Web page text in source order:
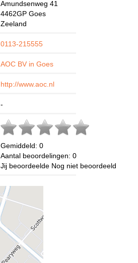
Amundsenweg 41
4462GP Goes
Zeeland
0113-215555
AOC BV in Goes
http://www.aoc.nl
-
Gemiddeld: 0
Aantal beoordelingen: 0
Jij beoordeelde Nog niet beoordeeld